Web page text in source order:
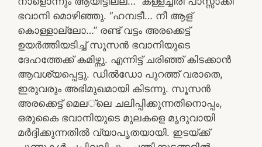
ഭവാനി മൊഴിഞ്ഞു. “ഹമ്പടീ… നീ ആള്
കൊള്ളാല്ലോ…” രണ്ട് വട്ടം അരക്കെട്ട്
ഉയർത്തിയടിച്ച് സൂസൻ ഭവാനിയുടെ
ദേഹത്തേക്ക് കമിഴ്ന്നു. എന്നിട്ട് ചരിഞ്ഞ് കിടക്കാൻ
ആവശ്യപ്പെട്ടു. ഡിൽഡോ പുറത്ത് വരാതെ,
ഇരുവരും അഭിമുഖമായി കിടന്നു. സൂസൻ
അരക്കെട്ട് മെല്ലെ ചലിപ്പിക്കുന്നതിനൊപ്പം,
ഒരുകൈ ഭവാനിയുടെ മുലകളെ മൃദുവായി
മർദ്ദിക്കുന്നതിൽ വ്യാപൃതയായി. ഇടയ്ക്ക്